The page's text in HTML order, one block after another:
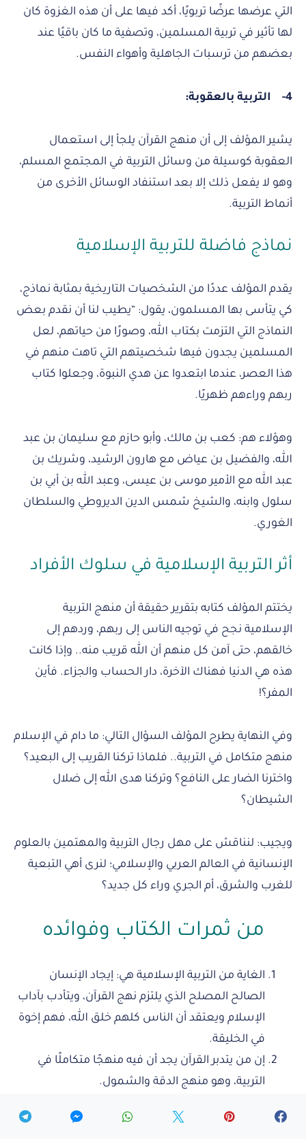
التي عرضها عرضًا تربويًا، أكد فيها على أن هذه الغزوة كان
لها تأثير في تربية المسلمين، وتصفية ما كان باقيًا عند
بعضهم من ترسبات الجاهلية وأهواء النفس.
4- التربية بالعقوبة:
يشير المؤلف إلى أن منهج القرآن يلجأ إلى استعمال
العقوبة كوسيلة من وسائل التربية في المجتمع المسلم،
وهو لا يفعل ذلك إلا بعد استنفاد الوسائل الأخرى من
أنماط التربية.
نماذج فاضلة للتربية الإسلامية
يقدم المؤلف عددًا من الشخصيات التاريخية بمثابة نماذج،
كي يتأسى بها المسلمون، يقول: “يطيب لنا أن نقدم بعض
النماذج التي التزمت بكتاب الله، وصورًا من حياتهم، لعل
المسلمين يجدون فيها شخصيتهم التي تاهت منهم في
هذا العصر، عندما ابتعدوا عن هدي النبوة، وجعلوا كتاب
ربهم وراءهم ظهريًا.
وهؤلاء هم: كعب بن مالك، وأبو حازم مع سليمان بن عبد
الله، والفضيل بن عياض مع هارون الرشيد، وشريك بن
عبد الله مع الأمير موسى بن عيسى، وعبد الله بن أبي بن
سلول وابنه، والشيخ شمس الدين الديروطي والسلطان
الغوري.
أثر التربية الإسلامية في سلوك الأفراد
يختتم المؤلف كتابه بتقرير حقيقة أن منهج التربية
الإسلامية نجح في توجيه الناس إلى ربهم، وردهم إلى
خالقهم، حتى آمن كل منهم أن الله قريب منه.. وإذا كانت
هذه هي الدنيا فهناك الآخرة، دار الحساب والجزاء. فأين
المفر؟!
وفي النهاية يطرح المؤلف السؤال التالي: ما دام في الإسلام
منهج متكامل في التربية.. فلماذا تركنا القريب إلى البعيد؟
واخترنا الضار على النافع؟ وتركنا هدى الله إلى ضلال
الشيطان؟
ويجيب: لنناقش على مهل رجال التربية والمهتمين بالعلوم
الإنسانية في العالم العربي والإسلامي؛ لنرى أهي التبعية
للغرب والشرق، أم الجري وراء كل جديد؟
من ثمرات الكتاب وفوائده
الغاية من التربية الإسلامية هي: إيجاد الإنسان
الصالح المصلح الذي يلتزم نهج القرآن، ويتأدب بآداب
الإسلام ويعتقد أن الناس كلهم خلق الله، فهم إخوة
في الخليقة.
إن من يتدبر القرآن يجد أن فيه منهجًا متكاملًا في
التربية، وهو منهج الدقة والشمول.
طريق صحيح، وفهم المراد منها.